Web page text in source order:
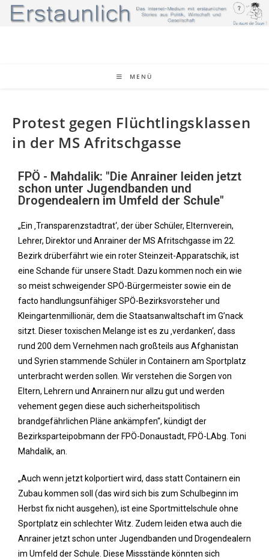
MENÜ
Protest gegen Flüchtlingsklassen
in der MS Afritschgasse
FPÖ - Mahdalik: "Die Anrainer leiden jetzt
schon unter Jugendbanden und
Drogendealern im Umfeld der Schule"
„Ein ‚Transparenzstadtrat‘, der über Schüler, Elternverein,
Lehrer, Direktor und Anrainer der MS Afritschgasse im 22.
Bezirk drüberfährt wie ein roter Steinzeit-Apparatschik, ist
eine Schande für unsere Stadt. Dazu kommen noch ein wie
so meist schweigender SPÖ-Bürgermeister sowie ein de
facto handlungsunfähiger SPÖ-Bezirksvorsteher und
Kleingartenmillionär, dem die Staatsanwaltschaft im G’nack
sitzt. Dieser toxischen Melange ist es zu ‚verdanken‘, dass
rund 200 dem Vernehmen nach großteils aus Afghanistan
und Syrien stammende Schüler in Containern am Sportplatz
unterbracht werden sollen. Wir verstehen die Sorgen von
Eltern, Lehrern und Anrainern nur allzu gut und werden
vehement gegen diese auch sicherheitspolitisch
brandgefährlichen Pläne ankämpfen“, kündigt der
Bezirksparteipobmann der FPÖ-Donaustadt, FPÖ-LAbg. Toni
Mahdalik, an.
„Auch wenn jetzt kolportiert wird, dass statt Containern ein
Zubau kommen soll (das wird sich bis zum Schulbeginn im
Herbst fix nicht ausgehen), ist eine Sportmittelschule ohne
Sportplatz ein schlechter Witz. Zudem leiden etwa auch die
Anrainer jetzt schon unter Jugendbanden und Drogendealern
im Umfeld der Schule. Diese Missstände könnten sich